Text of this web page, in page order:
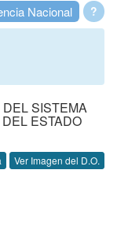
?
Nacional
SISTEMA
ESTADO
Ver Imagen del D.O.